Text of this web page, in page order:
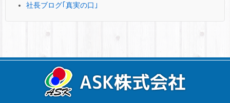
社長ブログ｢真実の口｣